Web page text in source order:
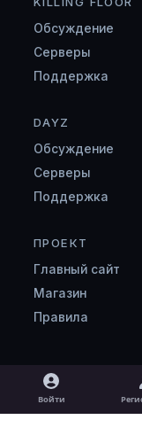
Обсуждение
Серверы
Поддержка
DAYZ
Обсуждение
Серверы
Поддержка
ПРОЕКТ
Главный сайт
Магазин
Правила
Light ModeDark ModeSystem
Войти